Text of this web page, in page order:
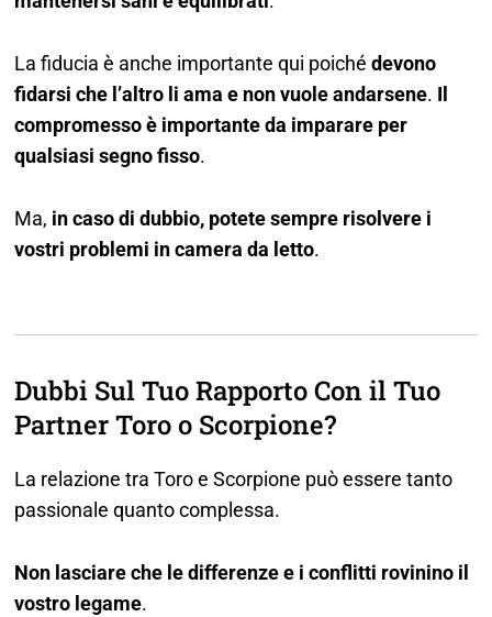
La fiducia è anche importante qui poichédevono
fidarsi che l’altro li ama e non vuole andarsene. Il
compromesso è importante da imparare per
qualsiasi segno fisso.
Ma, in caso di dubbio, potete sempre risolvere i
vostri problemi in camera da letto.
Dubbi Sul Tuo Rapporto Con il Tuo
Partner Toro o Scorpione?
La relazione tra Toro e Scorpione può essere tanto
passionale quanto complessa.
Non lasciare che le differenze e i conflitti rovinino il
vostro legame.